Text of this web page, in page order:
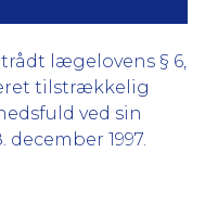
lægelovens § 6,
tilstrækkelig
ved sin
1997.